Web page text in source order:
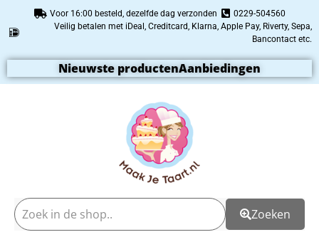
Voor 16:00 besteld, dezelfde dag verzonden
0229-504560
Veilig betalen met iDeal, Creditcard, Klarna, Apple Pay, Riverty, Sepa,
Bancontact etc.
Nieuwste productenAanbiedingen
Zoeken